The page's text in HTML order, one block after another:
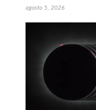
agosto 5, 2026